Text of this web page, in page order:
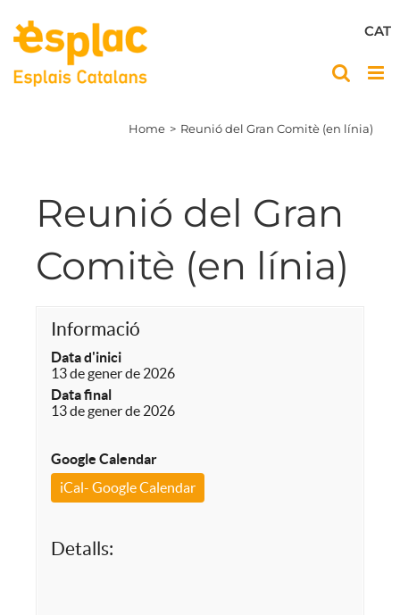
content
CAT
Home Reunió del Gran Comitè (en línia)
Reunió del Gran
Comitè (en línia)
Informació
Data d'inici
13 de gener de 2026
Data final
13 de gener de 2026
Google Calendar
iCal- Google Calendar
Detalls: